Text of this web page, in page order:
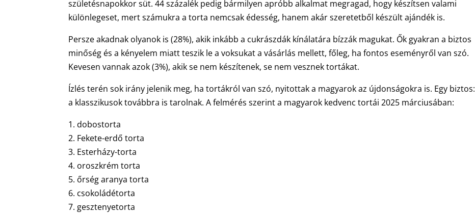
születésnapokkor süt. 44 százalék pedig bármilyen apróbb alkalmat megragad, hogy készítsen valami
különlegeset, mert számukra a torta nemcsak édesség, hanem akár szeretetből készült ajándék is.
Persze akadnak olyanok is (28%), akik inkább a cukrászdák kínálatára bízzák magukat. Ők gyakran a biztos
minőség és a kényelem miatt teszik le a voksukat a vásárlás mellett, főleg, ha fontos eseményről van szó.
Kevesen vannak azok (3%), akik se nem készítenek, se nem vesznek tortákat.
Ízlés terén sok irány jelenik meg, ha tortákról van szó, nyitottak a magyarok az újdonságokra is. Egy biztos:
a klasszikusok továbbra is tarolnak. A felmérés szerint a magyarok kedvenc tortái 2025 márciusában:
1. dobostorta
2. Fekete-erdő torta
3. Esterházy-torta
4. oroszkrém torta
5. őrség aranya torta
6. csokoládétorta
7. gesztenyetorta